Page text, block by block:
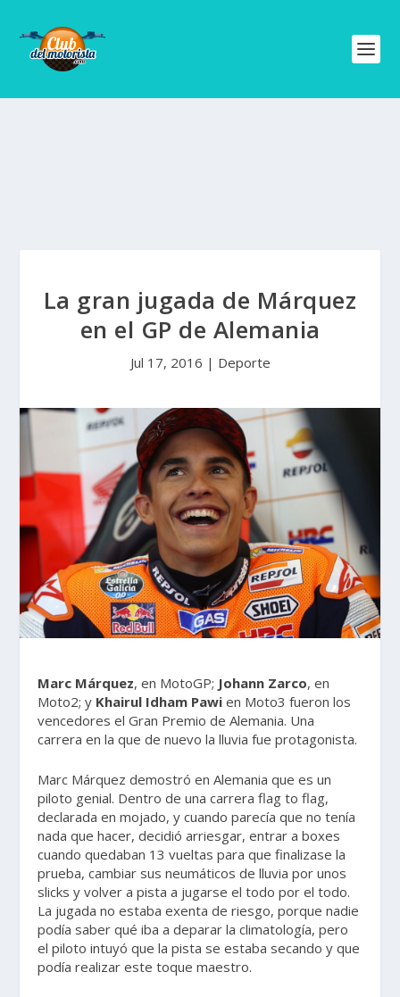
La gran jugada de Márquez
en el GP de Alemania
Jul 17, 2016 | Deporte
Marc Márquez, en MotoGP; Johann Zarco, en
Moto2; y Khairul Idham Pawi en Moto3 fueron los
vencedores el Gran Premio de Alemania. Una
carrera en la que de nuevo la lluvia fue protagonista.
Marc Márquez demostró en Alemania que es un
piloto genial. Dentro de una carrera flag to flag,
declarada en mojado, y cuando parecía que no tenía
nada que hacer, decidió arriesgar, entrar a boxes
cuando quedaban 13 vueltas para que finalizase la
prueba, cambiar sus neumáticos de lluvia por unos
slicks y volver a pista a jugarse el todo por el todo.
La jugada no estaba exenta de riesgo, porque nadie
podía saber qué iba a deparar la climatología, pero
el piloto intuyó que la pista se estaba secando y que
podía realizar este toque maestro.